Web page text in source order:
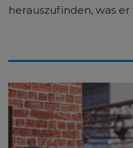
herauszufinden, was